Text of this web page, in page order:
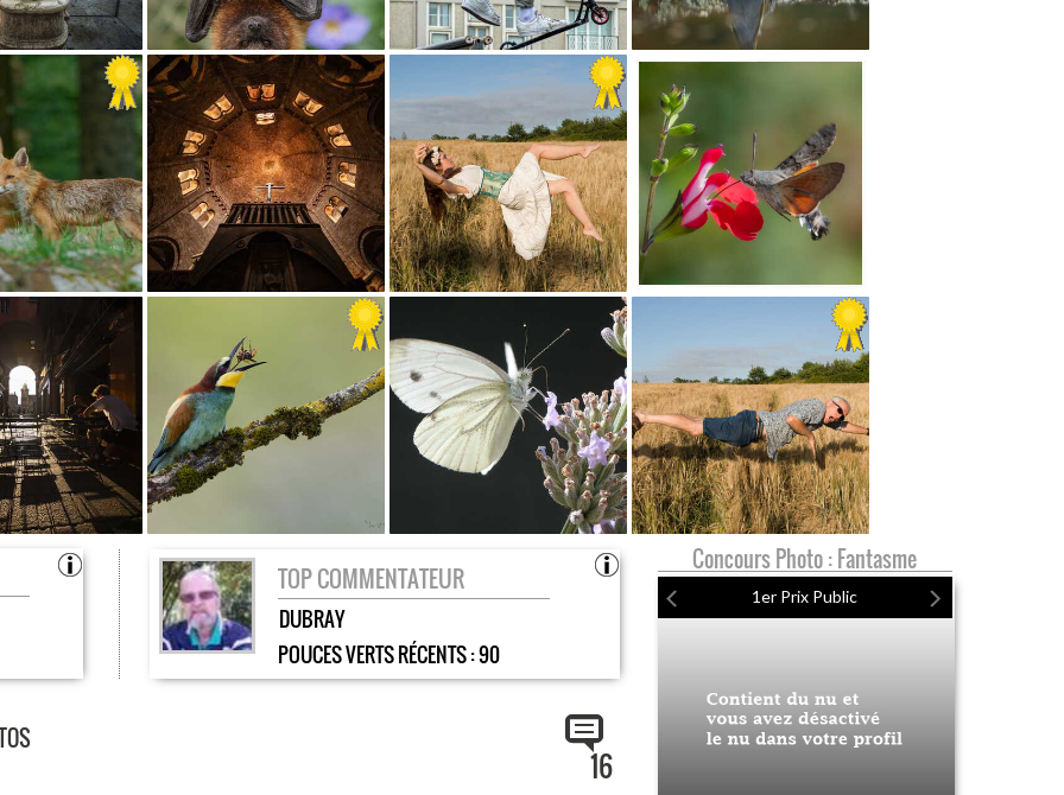
TOP COMMENTATEUR
DUBRAY
POUCES VERTS RÉCENTS :90
16
Concours Photo : Fantasme
1er Prix Public